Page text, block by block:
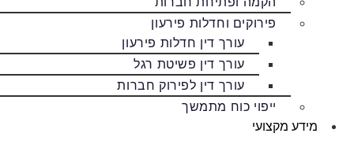
פירוקים וחדלות פירעון
עורך דין חדלות פירעון
עורך דין פשיטת רגל
עורך דין לפירוק חברות
ייפוי כוח מתמשך
מידע מקצועי